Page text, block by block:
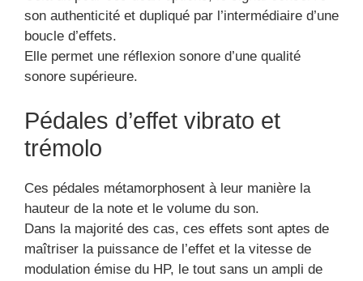
son authenticité et dupliqué par l’intermédiaire d’une
boucle d’effets.
Elle permet une réflexion sonore d’une qualité
sonore supérieure.
Pédales d’effet vibrato et
trémolo
Ces pédales métamorphosent à leur manière la
hauteur de la note et le volume du son.
Dans la majorité des cas, ces effets sont aptes de
maîtriser la puissance de l’effet et la vitesse de
modulation émise du HP, le tout sans un ampli de